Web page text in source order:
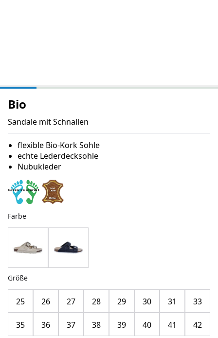
Bio
Sandale mit Schnallen
flexible Bio-Kork Sohle
echte Lederdecksohle
Nubukleder
Farbe
Größe
25 26 27 28 29 30 31 33
35 36 37 38 39 40 41 42